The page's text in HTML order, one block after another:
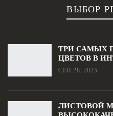
ВЫБОР
ТРИ САМЫХ
ЦВЕТОВ В
СЕН 28, 2025
ЛИСТОВОЙ